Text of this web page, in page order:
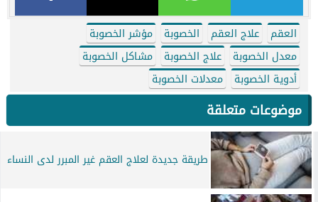
العقم علاج العقم الخصوبة
مؤشر الخصوبة
معدل الخصوبة
علاج الخصوبة
مشاكل الخصوبة
أدوية الخصوبة
معدلات الخصوبة
موضوعات متعلقة
طريقة جديدة لعلاج العقم غير المبرر لدى النساء